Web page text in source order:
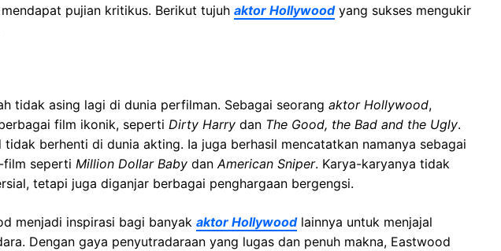
pujian kritikus. Berikut tujuh aktor Hollywoodyang sukses mengukir
tidak asing lagi di dunia perfilman. Sebagai seorang aktor Hollywood,
film ikonik, seperti Dirty Harry dan The Good, the Bad and the Ugly.
berhenti di dunia akting. Ia juga berhasil mencatatkan namanya sebagai
film seperti Million Dollar Baby danAmerican Sniper. Karya-karyanya tidak
tetapi juga diganjar berbagai penghargaan bergengsi.
menjadi inspirasi bagi banyak aktor Hollywoodlainnya untuk menjajal
Dengan gaya penyutradaraan yang lugas dan penuh makna, Eastwood